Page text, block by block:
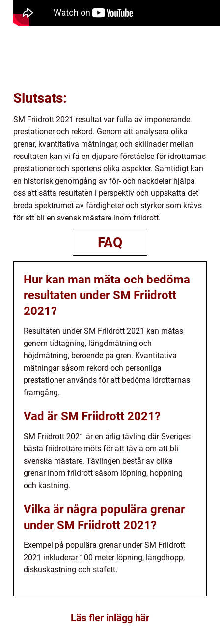
Slutsats:
SM Friidrott 2021 resultat var fulla av imponerande
prestationer och rekord. Genom att analysera olika
grenar, kvantitativa mätningar, och skillnader mellan
resultaten kan vi få en djupare förståelse för idrottarnas
prestationer och sportens olika aspekter. Samtidigt kan
en historisk genomgång av för- och nackdelar hjälpa
oss att sätta resultaten i perspektiv och uppskatta det
breda spektrumet av färdigheter och styrkor som krävs
för att bli en svensk mästare inom friidrott.
FAQ
Hur kan man mäta och bedöma
resultaten under SM Friidrott
2021?
Resultaten under SM Friidrott 2021 kan mätas
genom tidtagning, längdmätning och
höjdmätning, beroende på gren. Kvantitativa
mätningar såsom rekord och personliga
prestationer används för att bedöma idrottarnas
framgång.
Vad är SM Friidrott 2021?
SM Friidrott 2021 är en årlig tävling där Sveriges
bästa friidrottare möts för att tävla om att bli
svenska mästare. Tävlingen består av olika
grenar inom friidrott såsom löpning, hoppning
och kastning.
Vilka är några populära grenar
under SM Friidrott 2021?
Exempel på populära grenar under SM Friidrott
2021 inkluderar 100 meter löpning, längdhopp,
diskuskastning och stafett.
Läs fler inlägg här